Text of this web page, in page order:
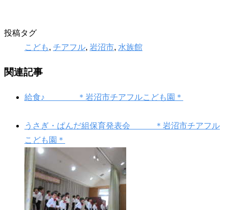
投稿タグ
こども, チアフル, 岩沼市, 水族館
関連記事
給食♪ ＊岩沼市チアフルこども園＊
うさぎ・ぱんだ組保育発表会 ＊岩沼市チアフル
こども園＊